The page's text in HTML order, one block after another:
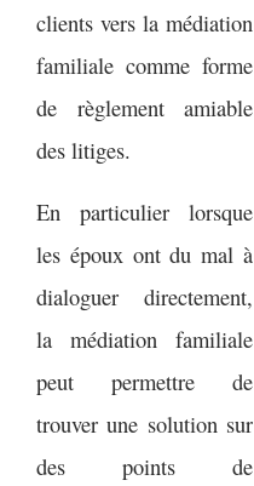
clients vers la médiation
familiale comme forme
de règlement amiable
des litiges.
En particulier lorsque
les époux ont du mal à
dialoguer directement,
la médiation familiale
peut permettre de
trouver une solution sur
des points de